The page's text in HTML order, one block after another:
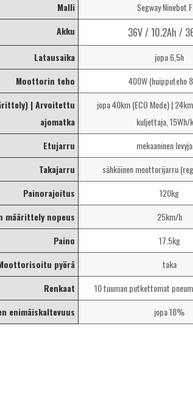
Malli
Segway Ninebot
Akku
36V / 10.2Ah /
Latausaika
jopa 6,5h
Moottorin teho
400W (huipputeho
| Arvoitettu
ajomatka
jopa 40km (ECO Mode) |
kuljettaja, 15Wh/
Etujarru
mekaaninen
Takajarru
sähköinen moottorijarru
Painorajoitus
120kg
määrittely nopeus
25km/h
Paino
17.5kg
pyörä
taka
Renkaat
10 tuuman putkettomat
enimäiskaltevuus
jopa 18%